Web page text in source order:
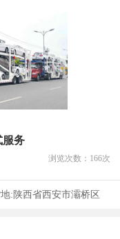
服务
浏览次数： 166次
:陕西省西安市灞桥区